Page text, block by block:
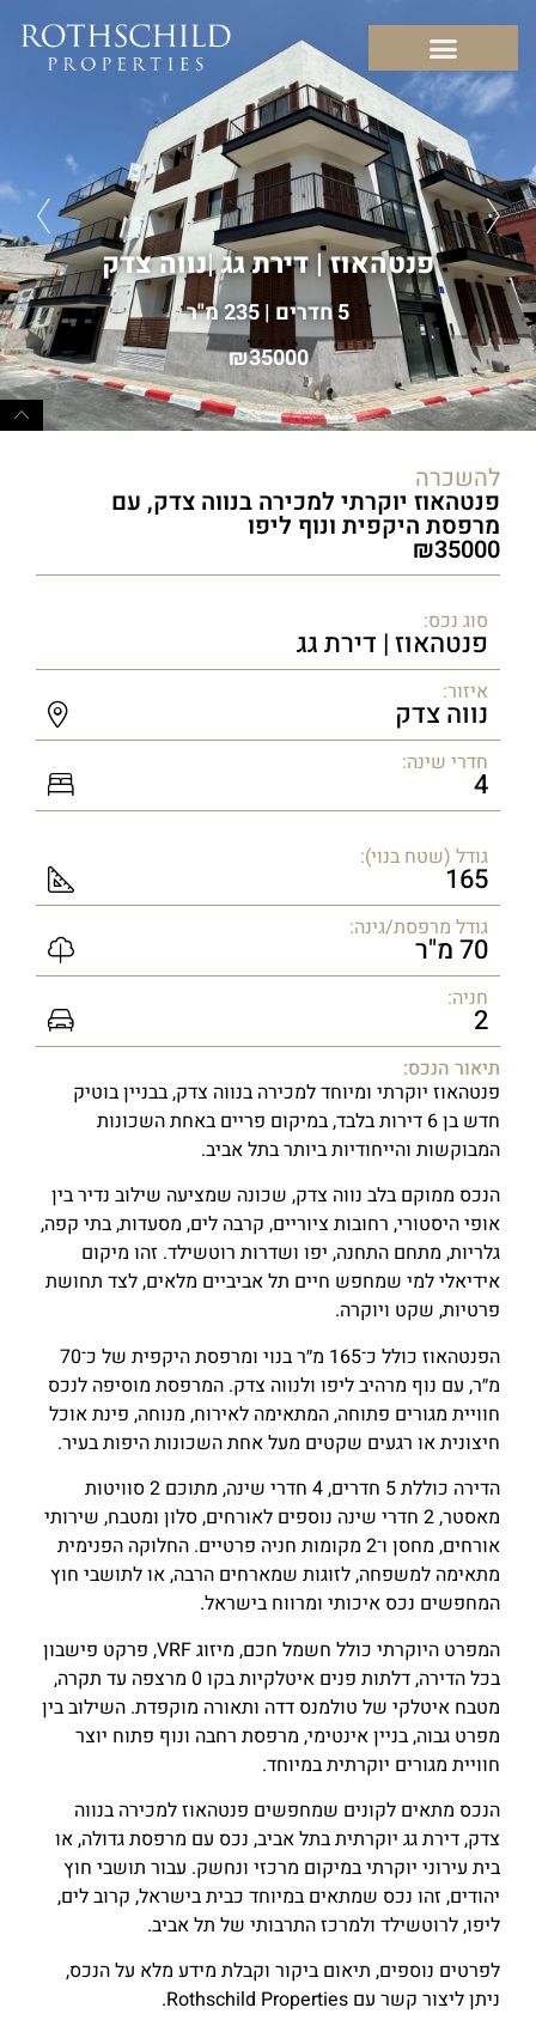
פנטהאוז | דירת גג|נווה צדק
5 חדרים | 235 מ"ר
35000
להשכרה
פנטהאוז יוקרתי למכירה בנווה צדק, עם
מרפסת היקפית ונוף ליפו
35000
סוג נכס:
פנטהאוז | דירת גג
איזור:
נווה צדק
חדרי שינה:
4
גודל (שטח בנוי):
165
גודל מרפסת/גינה:
70 מ"ר
חניה:
2
תיאור הנכס:
פנטהאוז יוקרתי ומיוחד למכירה בנווה צדק, בבניין בוטיק
חדש בן 6 דירות בלבד, במיקום פריים באחת השכונות
המבוקשות והייחודיות ביותר בתל אביב.
הנכס ממוקם בלב נווה צדק, שכונה שמציעה שילוב נדיר בין
אופי היסטורי, רחובות ציוריים, קרבה לים, מסעדות, בתי קפה,
גלריות, מתחם התחנה, יפו ושדרות רוטשילד. זהו מיקום
אידיאלי למי שמחפש חיים תל אביביים מלאים, לצד תחושת
פרטיות, שקט ויוקרה.
הפנטהאוז כולל כ־165 מ״ר בנוי ומרפסת היקפית של כ־70
מ״ר, עם נוף מרהיב ליפו ולנווה צדק. המרפסת מוסיפה לנכס
חוויית מגורים פתוחה, המתאימה לאירוח, מנוחה, פינת אוכל
חיצונית או רגעים שקטים מעל אחת השכונות היפות בעיר.
הדירה כוללת 5 חדרים, 4 חדרי שינה, מתוכם 2 סוויטות
מאסטר, 2 חדרי שינה נוספים לאורחים, סלון ומטבח, שירותי
אורחים, מחסן ו־2 מקומות חניה פרטיים. החלוקה הפנימית
מתאימה למשפחה, לזוגות שמארחים הרבה, או לתושבי חוץ
המחפשים נכס איכותי ומרווח בישראל.
המפרט היוקרתי כולל חשמל חכם, מיזוג VRF, פרקט פישבון
בכל הדירה, דלתות פנים איטלקיות בקו 0 מרצפה עד תקרה,
מטבח איטלקי של טולמנס דדה ותאורה מוקפדת. השילוב בין
מפרט גבוה, בניין אינטימי, מרפסת רחבה ונוף פתוח יוצר
חוויית מגורים יוקרתית במיוחד.
הנכס מתאים לקונים שמחפשים פנטהאוז למכירה בנווה
צדק, דירת גג יוקרתית בתל אביב, נכס עם מרפסת גדולה, או
בית עירוני יוקרתי במיקום מרכזי ונחשק. עבור תושבי חוץ
יהודים, זהו נכס שמתאים במיוחד כבית בישראל, קרוב לים,
ליפו, לרוטשילד ולמרכז התרבותי של תל אביב.
לפרטים נוספים, תיאום ביקור וקבלת מידע מלא על הנכס,
ניתן ליצור קשר עם Rothschild Properties.